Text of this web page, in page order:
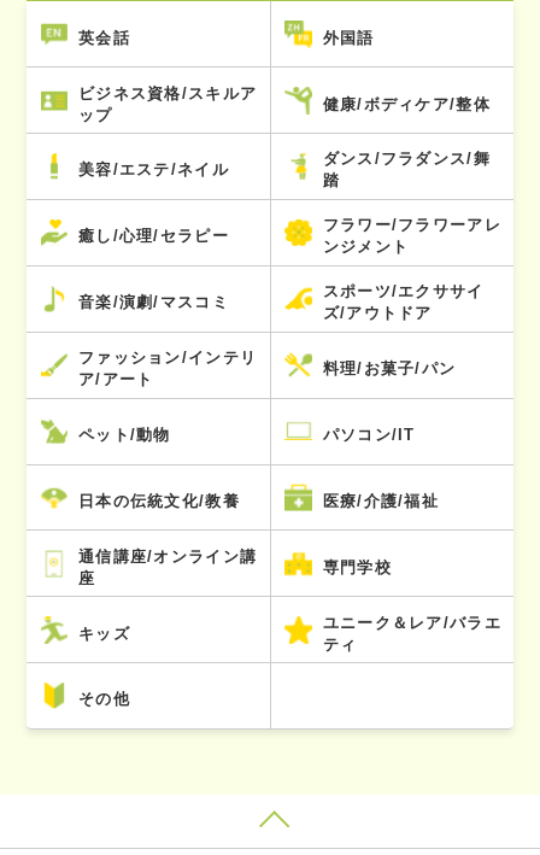
英会話 外国語
ビジネス資格/スキルア
ップ
健康/ボディケア/整体
美容/エステ/ネイル
ダンス/フラダンス/舞
踏
癒し/心理/セラピー
フラワー/フラワーアレ
ンジメント
音楽/演劇/マスコミ
スポーツ/エクササイ
ズ/アウトドア
ファッション/インテリ
ア/アート
料理/お菓子/パン
ペット/動物 パソコン/IT
日本の伝統文化/教養 医療/介護/福祉
通信講座/オンライン講
座
専門学校
キッズ
ユニーク＆レア/バラエ
ティ
その他